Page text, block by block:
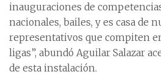
inauguraciones de
nacionales, bailes, y es casa de
representativos que compiten
ligas”, abundó Aguilar Salazar
de esta instalación.